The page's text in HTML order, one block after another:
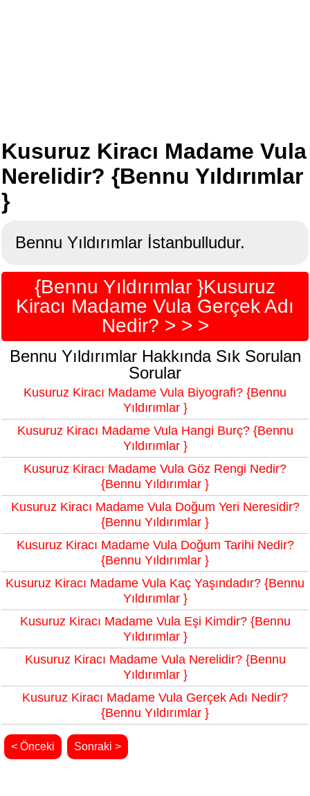
Kusuruz Kiracı Madame Vula
Nerelidir? {Bennu Yıldırımlar
}
Bennu Yıldırımlar İstanbulludur.
{Bennu Yıldırımlar }Kusuruz
Kiracı Madame Vula Gerçek Adı
Nedir? > > >
Bennu Yıldırımlar Hakkında Sık Sorulan
Sorular
Kusuruz Kiracı Madame Vula Biyografi? {Bennu
Yıldırımlar }
Kusuruz Kiracı Madame Vula Hangi Burç? {Bennu
Yıldırımlar }
Kusuruz Kiracı Madame Vula Göz Rengi Nedir?
{Bennu Yıldırımlar }
Kusuruz Kiracı Madame Vula Doğum Yeri Neresidir?
{Bennu Yıldırımlar }
Kusuruz Kiracı Madame Vula Doğum Tarihi Nedir?
{Bennu Yıldırımlar }
Kusuruz Kiracı Madame Vula Kaç Yaşındadır? {Bennu
Yıldırımlar }
Kusuruz Kiracı Madame Vula Eşi Kimdir? {Bennu
Yıldırımlar }
Kusuruz Kiracı Madame Vula Nerelidir? {Bennu
Yıldırımlar }
Kusuruz Kiracı Madame Vula Gerçek Adı Nedir?
{Bennu Yıldırımlar }
< Önceki Sonraki >